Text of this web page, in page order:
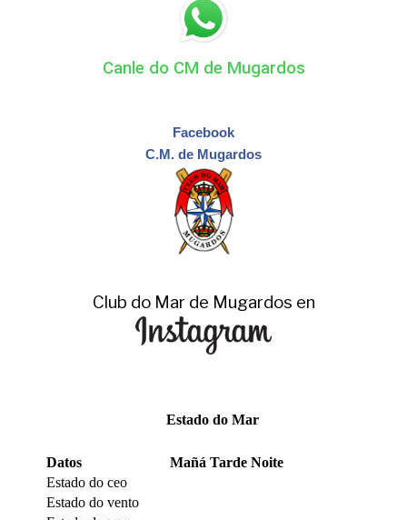
Canle do CM de Mugardos
Facebook
C.M. de Mugardos
Club do Mar de Mugardos en